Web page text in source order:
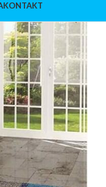
KONTAKT